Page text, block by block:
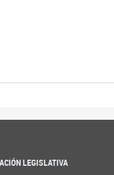
LEGISLATIVA